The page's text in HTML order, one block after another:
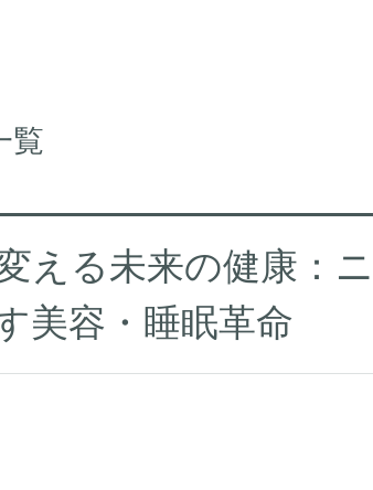
覧
える未来の健康：
美容・睡眠革命